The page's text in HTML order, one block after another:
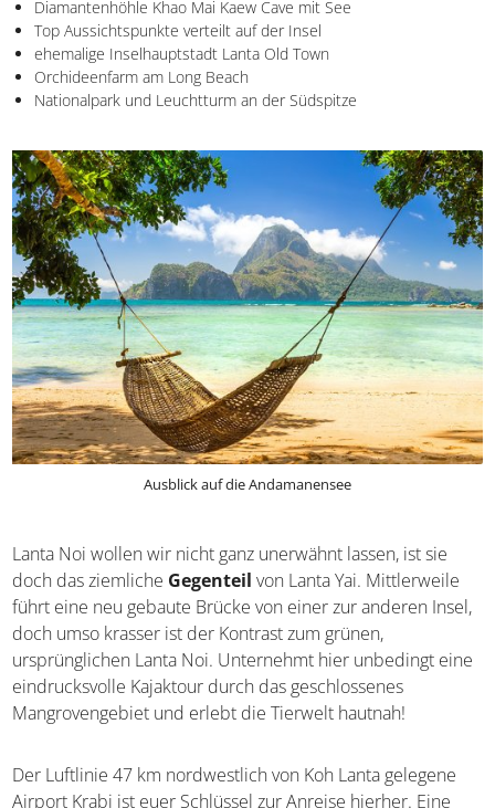
Tiger Cave macht.
Verpasst aber keinesfalls auch die anderen Must-haves
der beiden Inseln:
Diamantenhöhle Khao Mai Kaew Cave mit See
Top Aussichtspunkte verteilt auf der Insel
ehemalige Inselhauptstadt Lanta Old Town
Orchideenfarm am Long Beach
Nationalpark und Leuchtturm an der Südspitze
Ausblick auf die Andamanensee
Lanta Noi wollen wir nicht ganz unerwähnt lassen, ist sie
führt eine neu gebaute Brücke von einer zur anderen